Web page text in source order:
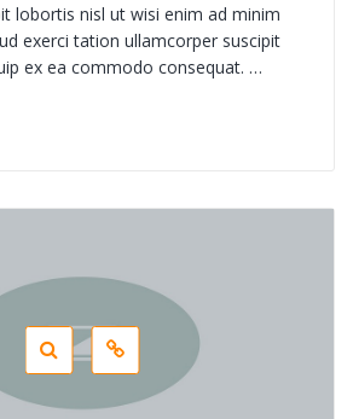
lobortis nisl ut wisi enim ad minim
exerci tation ullamcorper suscipit
ex ea commodo consequat. …